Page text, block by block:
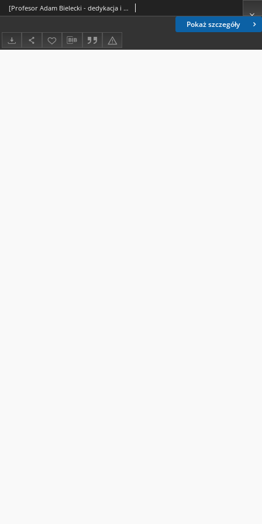
Pokaż szczegóły
[Profesor Adam Bielecki - dedykacja i portret]